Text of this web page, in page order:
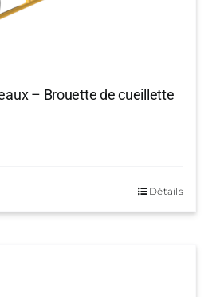
– Brouette de cueillette
Détails